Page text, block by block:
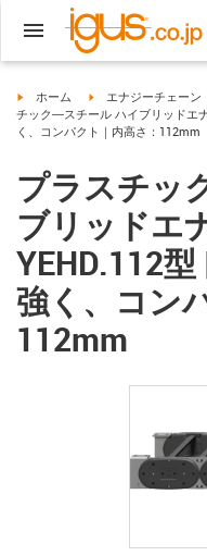
igus-icon-arrow-right
ホーム igus-icon-arrow-right
エナジーチェーン
チック―スチール ハイブリッドエ
く、コンパクト｜内高さ：112mm
プラスチッ
ブリッドエ
YEHD.112
強く、コン
112mm